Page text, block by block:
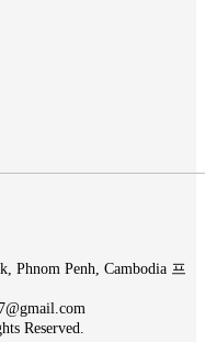
Phnom Penh, Cambodia 프
Reserved.